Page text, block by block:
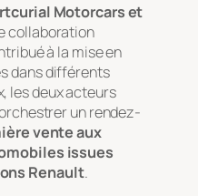
Motorcars et
collaboration
à la mise en
dans différents
les deux acteurs
un rendez-
vente aux
issues
Renault.